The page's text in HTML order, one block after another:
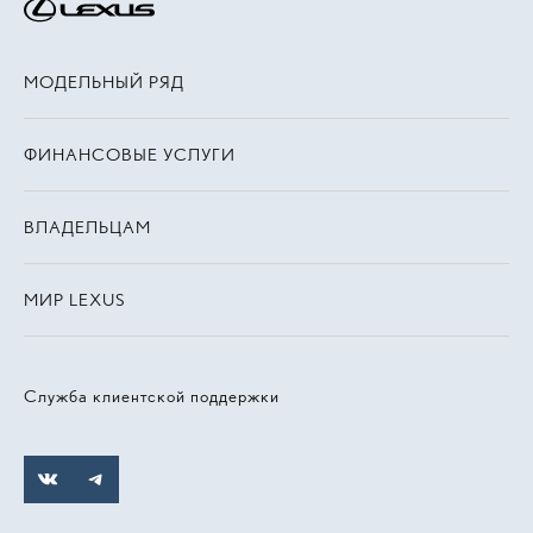
Служба клиентской поддержки
МОДЕЛЬНЫЙ РЯД
ФИНАНСОВЫЕ УСЛУГИ
ВЛАДЕЛЬЦАМ
МИР LEXUS